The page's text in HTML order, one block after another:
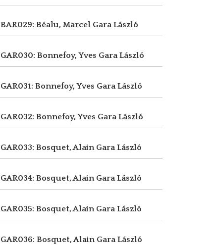
BAR029: Béalu, Marcel Gara László
GAR030: Bonnefoy, Yves Gara László
GAR031: Bonnefoy, Yves Gara László
GAR032: Bonnefoy, Yves Gara László
GAR033: Bosquet, Alain Gara László
GAR034: Bosquet, Alain Gara László
GAR035: Bosquet, Alain Gara László
GAR036: Bosquet, Alain Gara László